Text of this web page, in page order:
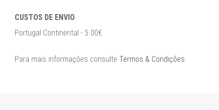
CUSTOS DE ENVIO
Portugal Continental - 5.00€
Para mais informações consulte Termos & Condições.